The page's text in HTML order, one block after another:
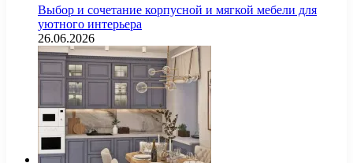
Выбор и сочетание корпусной и мягкой мебели для
уютного интерьера
26.06.2026